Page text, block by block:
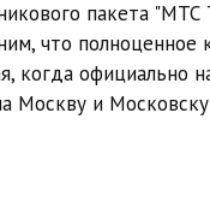
пакета
что
когда официально
Москву и